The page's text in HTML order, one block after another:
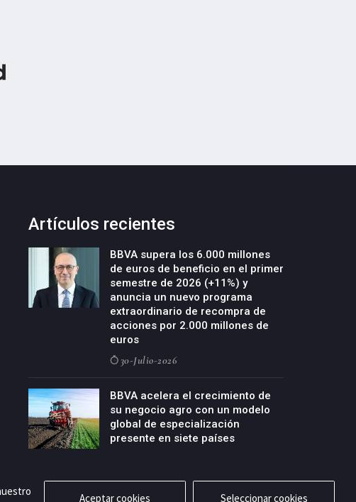
Artículos recientes
BBVA supera los 6.000 millones
de euros de beneficio en el primer
semestre de 2026 (+11%) y
anuncia un nuevo programa
extraordinario de recompra de
acciones por 2.000 millones de
euros
30-Julio-2026
BBVA acelera el crecimiento de
su negocio agro con un modelo
global de especialización
presente en siete países
Aceptar cookies Seleccionar cookies